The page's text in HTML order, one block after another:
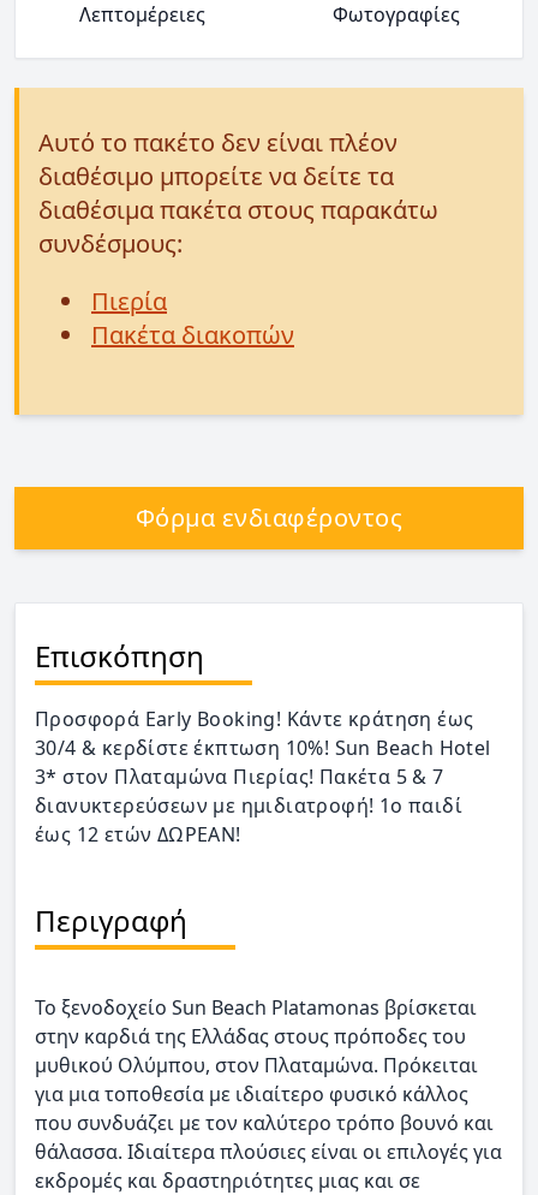
Λεπτομέρειες Φωτογραφίες
Αυτό το πακέτο δεν είναι πλέον
διαθέσιμο μπορείτε να δείτε τα
διαθέσιμα πακέτα στους παρακάτω
συνδέσμους:
Πιερία
Πακέτα διακοπών
Φόρμα ενδιαφέροντος
Επισκόπηση
Προσφορά Early Booking! Κάντε κράτηση έως
30/4 & κερδίστε έκπτωση 10%! Sun Beach Hotel
3* στον Πλαταμώνα Πιερίας! Πακέτα 5 & 7
διανυκτερεύσεων με ημιδιατροφή! 1ο παιδί
έως 12 ετών ΔΩΡΕΑΝ!
Περιγραφή
Το ξενοδοχείο Sun Beach Platamonas βρίσκεται
στην καρδιά της Ελλάδας στους πρόποδες του
μυθικού Ολύμπου, στον Πλαταμώνα. Πρόκειται
για μια τοποθεσία με ιδιαίτερο φυσικό κάλλος
που συνδυάζει με τον καλύτερο τρόπο βουνό και
θάλασσα. Ιδιαίτερα πλούσιες είναι οι επιλογές για
εκδρομές και δραστηριότητες μιας και σε